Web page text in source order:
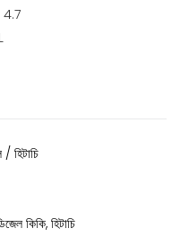
4.7
কিকি, হিটাচি